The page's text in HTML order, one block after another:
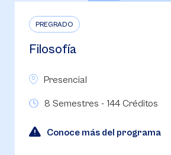
PREGRADO
Filosofía
Presencial
8 Semestres - 144 Créditos
Conoce más del programa